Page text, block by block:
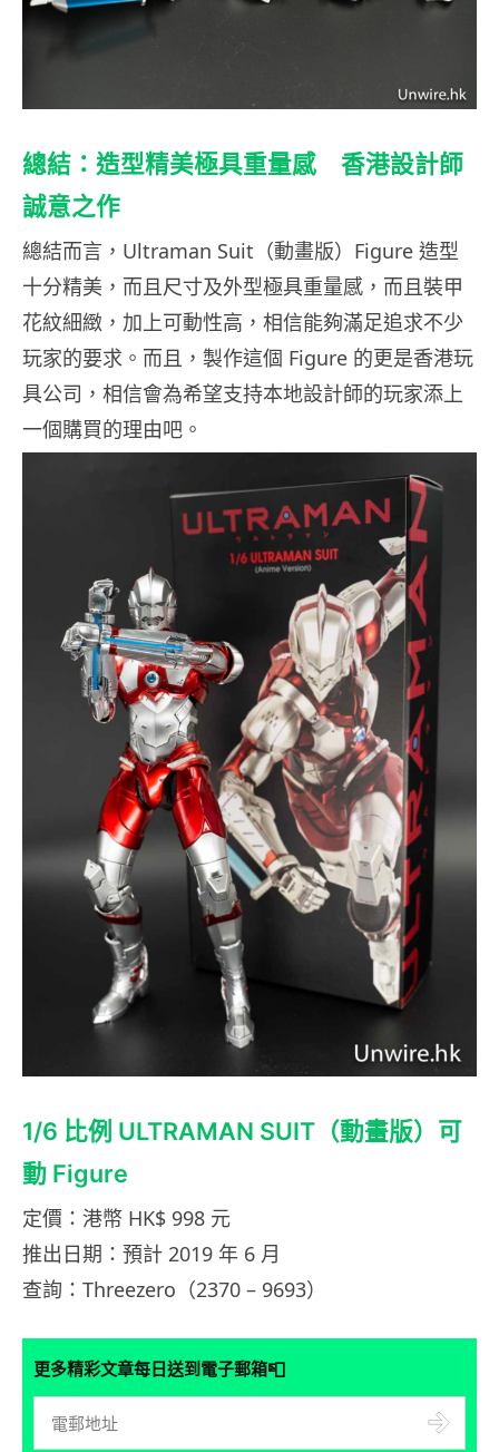
總結：造型精美極具重量感 香港設計師
誠意之作
總結而言，Ultraman Suit（動畫版）Figure 造型
十分精美，而且尺寸及外型極具重量感，而且裝甲
花紋細緻，加上可動性高，相信能夠滿足追求不少
玩家的要求。而且，製作這個 Figure 的更是香港玩
具公司，相信會為希望支持本地設計師的玩家添上
一個購買的理由吧。
1/6 比例 ULTRAMAN SUIT（動畫版）可
動 Figure
定價：港幣 HK$ 998 元
推出日期：預計 2019 年 6 月
查詢：Threezero（2370 – 9693）
更多精彩文章每日送到電子郵箱📮